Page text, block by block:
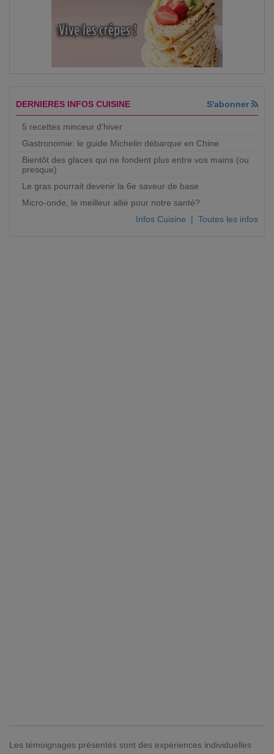
DERNIERES INFOS CUISINE S'abonner
5 recettes minceur d'hiver
Gastronomie: le guide Michelin débarque en Chine
Bientôt des glaces qui ne fondent plus entre vos mains (ou
presque)
Le gras pourrait devenir la 6e saveur de base
Micro-onde, le meilleur allié pour notre santé?
Infos Cuisine | Toutes les infos
Les témoignages présentés sont des expériences individuelles